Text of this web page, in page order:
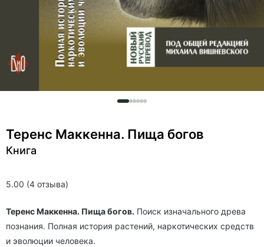
5.00 (4 отзыва)
Теренс Маккенна. Пища богов
Книга
Теренс Маккенна. Пища богов. Поиск изначального древа
познания. Полная история растений, наркотических средств
и эволюции человека.